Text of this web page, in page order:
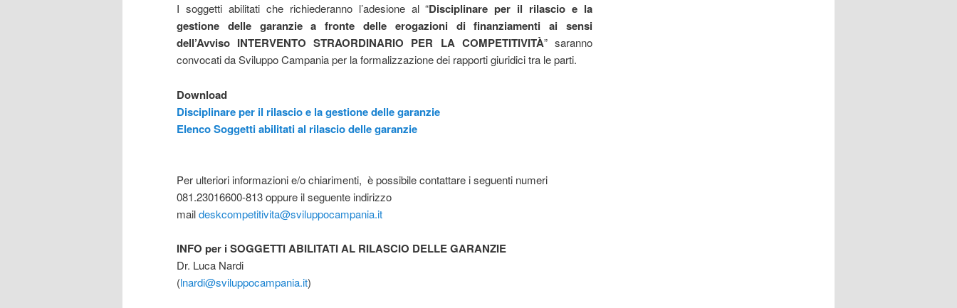
I soggetti abilitati che richiederanno l’adesione al “Disciplinare per il rilascio e la
gestione delle garanzie a fronte delle erogazioni di finanziamenti ai sensi
dell’Avviso INTERVENTO STRAORDINARIO PER LA COMPETITIVITÀ” saranno
convocati da Sviluppo Campania per la formalizzazione dei rapporti giuridici tra le parti.
Download
Disciplinare per il rilascio e la gestione delle garanzie
Elenco Soggetti abilitati al rilascio delle garanzie
Per ulteriori informazioni e/o chiarimenti, è possibile contattare i seguenti numeri
081.23016600-813 oppure il seguente indirizzo
maildeskcompetitivita@sviluppocampania.it
INFO per i SOGGETTI ABILITATI AL RILASCIO DELLE GARANZIE
Dr. Luca Nardi
(lnardi@sviluppocampania.it)